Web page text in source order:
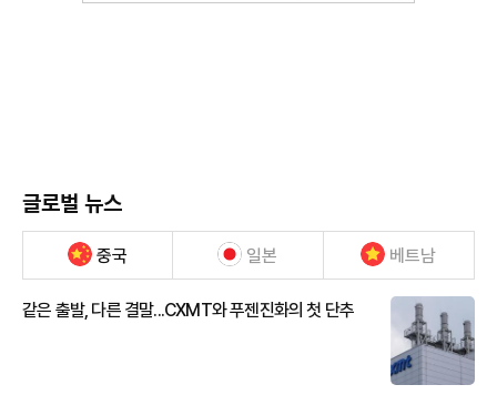
글로벌 뉴스
중국 일본 베트남
같은 출발, 다른 결말...CXMT와 푸젠진화의 첫 단추